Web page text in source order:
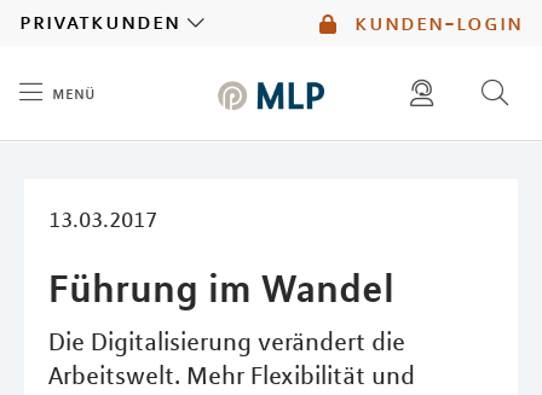
kunden-login
privatkunden
menü
13.03.2017
Führung im Wandel
Die Digitalisierung verändert die
Arbeitswelt. Mehr Flexibilität und